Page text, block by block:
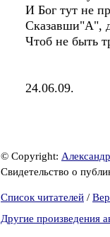
И Бог тут не
Сказавши"А",
Чтоб не быть
24.06.09.
© Copyright:
Свидетельство о
Список читателей /
Другие произведения